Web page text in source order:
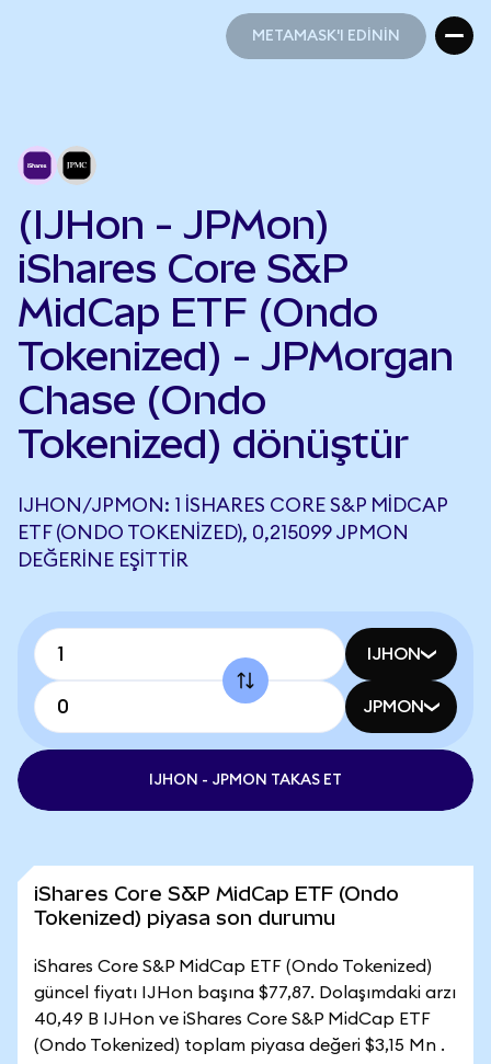
METAMASK'I EDİNİN
(IJHon - JPMon)
iShares Core S&P
MidCap ETF (Ondo
Tokenized) - JPMorgan
Chase (Ondo
Tokenized) dönüştür
IJHON/JPMON: 1 ISHARES CORE S&P MIDCAP
ETF (ONDO TOKENIZED), 0,215099 JPMON
DEĞERINE EŞITTIR
IJHON
JPMON
IJHON - JPMON TAKAS ET
iShares Core S&P MidCap ETF (Ondo
Tokenized) piyasa son durumu
iShares Core S&P MidCap ETF (Ondo Tokenized)
güncel fiyatı IJHon başına $77,87. Dolaşımdaki arzı
40,49 B IJHon ve iShares Core S&P MidCap ETF
(Ondo Tokenized) toplam piyasa değeri $3,15 Mn .